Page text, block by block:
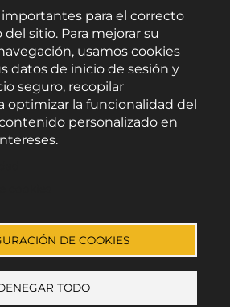
Política de privacidad-
importantes para el correcto
sitio. Para mejorar su
usamos cookies
datos de inicio de sesión y
seguro, recopilar
optimizar la funcionalidad del
personalizado en
DE COOKIES
TODO